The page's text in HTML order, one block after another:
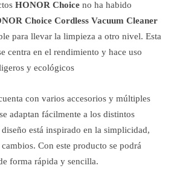
HONOR Choice no ha habido
Choice Cordless Vacuum Cleaner
para llevar la limpieza a otro nivel. Esta
centra en el rendimiento y hace uso
y ecológicos
con varios accesorios y múltiples
adaptan fácilmente a los distintos
está inspirado en la simplicidad,
Con este producto se podrá
forma rápida y sencilla.